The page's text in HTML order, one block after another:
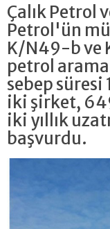
Çalık Petrol
Petrol'ün
K/N49-b ve
petrol
sebep
iki şirket,
iki yıllık
başvurdu.